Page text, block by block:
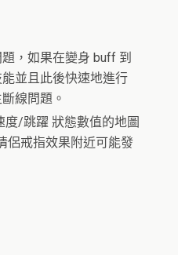
，如果在變身 buff 到
並且此後快速地進行
線問題。
度/跳躍 狀態數值的地圖
侶戒指效果附近可能發